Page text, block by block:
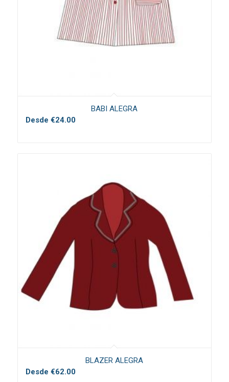
BABI ALEGRA
Desde €24.00
BLAZER ALEGRA
Desde €62.00